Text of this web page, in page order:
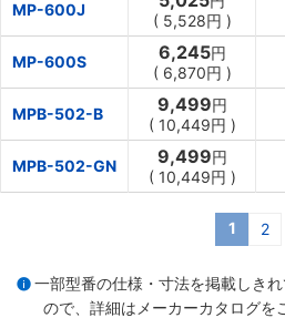
MP-600J
( 5,528円 )
MP-600S 6,245円
( 6,870円 )
MPB-502-B 9,499円
( 10,449円 )
MPB-502-GN 9,499円
( 10,449円 )
1 2
一部型番の仕様・寸法を掲載しき
ので、詳細は メーカーカタログを